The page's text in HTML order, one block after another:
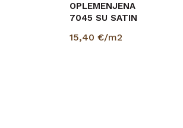
OPLEMENJENA
7045 SU SATIN
15,40 €/m2